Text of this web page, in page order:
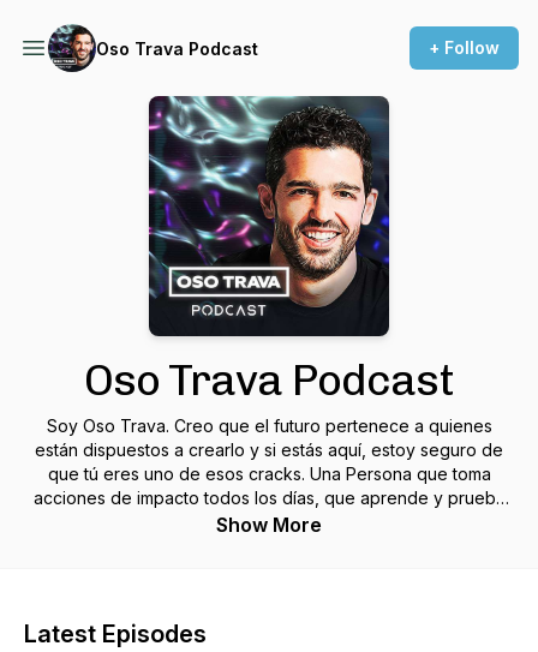
Oso Trava Podcast + Follow
Oso Trava Podcast
Soy Oso Trava. Creo que el futuro pertenece a quienes
están dispuestos a crearlo y si estás aquí, estoy seguro de
que tú eres uno de esos cracks. Una Persona que toma
acciones de impacto todos los días, que aprende y prueba
cosas nuevas, que ataca sus miedos y sobre todo, que vive
Show More
Latest Episodes